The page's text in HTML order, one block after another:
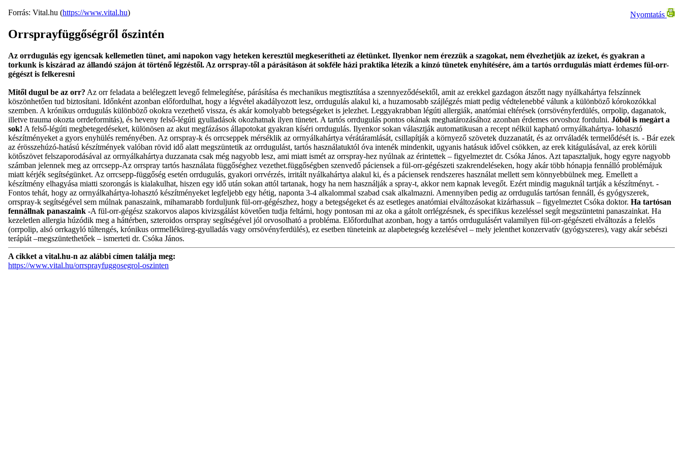
Nyomtatás
Forrás: Vital.hu (https://www.vital.hu)
Orrsprayfüggőségről őszintén
Az orrdugulás egy igencsak kellemetlen tünet, ami napokon vagy heteken keresztül megkeserítheti az életünket. Ilyenkor nem érezzük a szagokat, nem élvezhetjük az ízeket, és gyakran a
torkunk is kiszárad az állandó szájon át történő légzéstől. Az orrspray-től a párásításon át sokféle házi praktika létezik a kínzó tünetek enyhítésére, ám a tartós orrdugulás miatt érdemes fül-orr-
gégészt is felkeresni
Mitől dugul be az orr? Az orr feladata a belélegzett levegő felmelegítése, párásítása és mechanikus megtisztítása a szennyeződésektől, amit az erekkel gazdagon átszőtt nagy nyálkahártya felszínnek
köszönhetően tud biztosítani. Időnként azonban előfordulhat, hogy a légvétel akadályozott lesz, orrdugulás alakul ki, a huzamosabb szájlégzés miatt pedig védtelenebbé válunk a különböző kórokozókkal
szemben. A krónikus orrdugulás különböző okokra vezethető vissza, és akár komolyabb betegségeket is jelezhet. Leggyakrabban légúti allergiák, anatómiai eltérések (orrsövényferdülés, orrpolip, daganatok,
illetve trauma okozta orrdeformitás), és heveny felső-légúti gyulladások okozhatnak ilyen tünetet. A tartós orrdugulás pontos okának meghatározásához azonban érdemes orvoshoz fordulni. Jóból is megárt a
sok! A felső-légúti megbetegedéseket, különösen az akut megfázásos állapotokat gyakran kíséri orrdugulás. Ilyenkor sokan választják automatikusan a recept nélkül kapható orrnyálkahártya- lohasztó
készítményeket a gyors enyhülés reményében. Az orrspray-k és orrcseppek mérséklik az orrnyálkahártya vérátáramlását, csillapítják a környező szövetek duzzanatát, és az orrváladék termelődését is. - Bár ezek
az érösszehúzó-hatású készítmények valóban rövid idő alatt megszüntetik az orrdugulást, tartós használatuktól óva intenék mindenkit, ugyanis hatásuk idővel csökken, az erek kitágulásával, az erek körüli
kötőszövet felszaporodásával az orrnyálkahártya duzzanata csak még nagyobb lesz, ami miatt ismét az orrspray-hez nyúlnak az érintettek – figyelmeztet dr. Csóka János. Azt tapasztaljuk, hogy egyre nagyobb
számban jelennek meg az orrcsepp-Az orrspray tartós használata függőséghez vezethet.függőségben szenvedő páciensek a fül-orr-gégészeti szakrendeléseken, hogy akár több hónapja fennálló problémájuk
miatt kérjék segítségünket. Az orrcsepp-függőség esetén orrdugulás, gyakori orrvérzés, irritált nyálkahártya alakul ki, és a páciensek rendszeres használat mellett sem könnyebbülnek meg. Emellett a
készítmény elhagyása miatti szorongás is kialakulhat, hiszen egy idő után sokan attól tartanak, hogy ha nem használják a spray-t, akkor nem kapnak levegőt. Ezért mindig maguknál tartják a készítményt. -
Fontos tehát, hogy az orrnyálkahártya-lohasztó készítményeket legfeljebb egy hétig, naponta 3-4 alkalommal szabad csak alkalmazni. Amennyiben pedig az orrdugulás tartósan fennáll, és gyógyszerek,
orrspray-k segítségével sem múlnak panaszaink, mihamarabb forduljunk fül-orr-gégészhez, hogy a betegségeket és az esetleges anatómiai elváltozásokat kizárhassuk – figyelmeztet Csóka doktor. Ha tartósan
fennállnak panaszaink -A fül-orr-gégész szakorvos alapos kivizsgálást követően tudja feltárni, hogy pontosan mi az oka a gátolt orrlégzésnek, és specifikus kezeléssel segít megszüntetni panaszainkat. Ha
kezeletlen allergia húzódik meg a háttérben, szteroidos orrspray segítségével jól orvosolható a probléma. Előfordulhat azonban, hogy a tartós orrdugulásért valamilyen fül-orr-gégészeti elváltozás a felelős
(orrpolip, alsó orrkagyló túltengés, krónikus orrmelléküreg-gyulladás vagy orrsövényferdülés), ez esetben tüneteink az alapbetegség kezelésével – mely jelenthet konzervatív (gyógyszeres), vagy akár sebészi
terápiát –megszüntethetőek – ismerteti dr. Csóka János.
A cikket a vital.hu-n az alábbi címen találja meg:
https://www.vital.hu/orrsprayfuggosegrol-oszinten